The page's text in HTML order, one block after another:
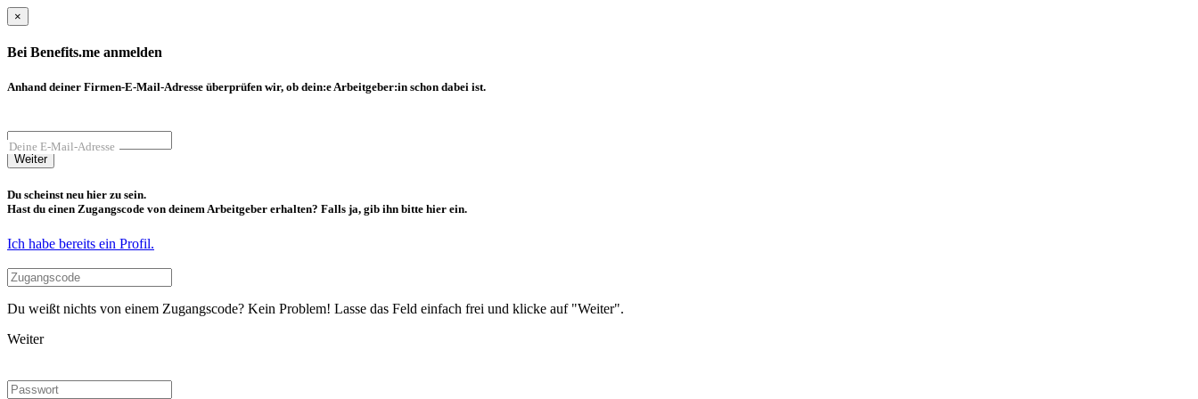
×
Bei Benefits.me anmelden
Anhand deiner Firmen-E-Mail-Adresse überprüfen wir, ob dein:e Arbeitgeber:in schon dabei ist.
Deine E-Mail-Adresse
Weiter
Du scheinst neu hier zu sein.
Hast du einen Zugangscode von deinem Arbeitgeber erhalten? Falls ja, gib ihn bitte hier ein.
Ich habe bereits ein Profil.
Du weißt nichts von einem Zugangscode? Kein Problem! Lasse das Feld einfach frei und klicke auf "Weiter".
Weiter